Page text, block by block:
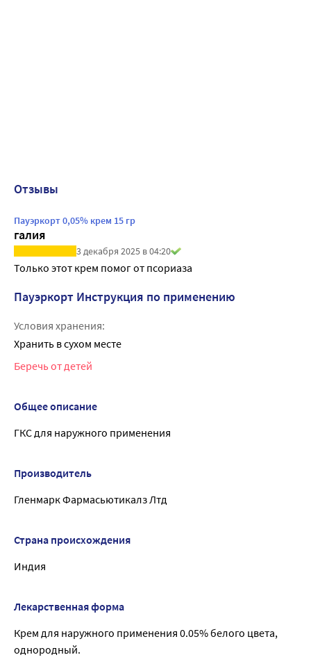
Отзывы
Пауэркорт 0,05% крем 15 гр
галия
3 декабря 2025 в 04:20
Только этот крем помог от псориаза
Пауэркорт Инструкция по применению
Условия хранения:
Хранить в сухом месте
Беречь от детей
Общее описание
ГКС для наружного применения
Производитель
Гленмарк Фармасьютикалз Лтд
Страна происхождения
Индия
Лекарственная форма
Крем для наружного применения 0.05% белого цвета,
однородный.